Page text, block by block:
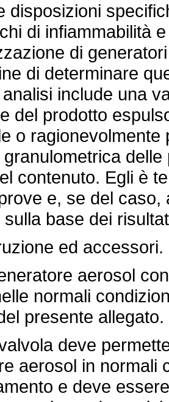
disposizioni
di infiammabilità
di
di determinare
include una
del prodotto
o
contenuto. Egli è
e, se del
sulla base dei
ed accessori.
aerosol
normali
presente allegato.
deve
aerosol in normali
e deve